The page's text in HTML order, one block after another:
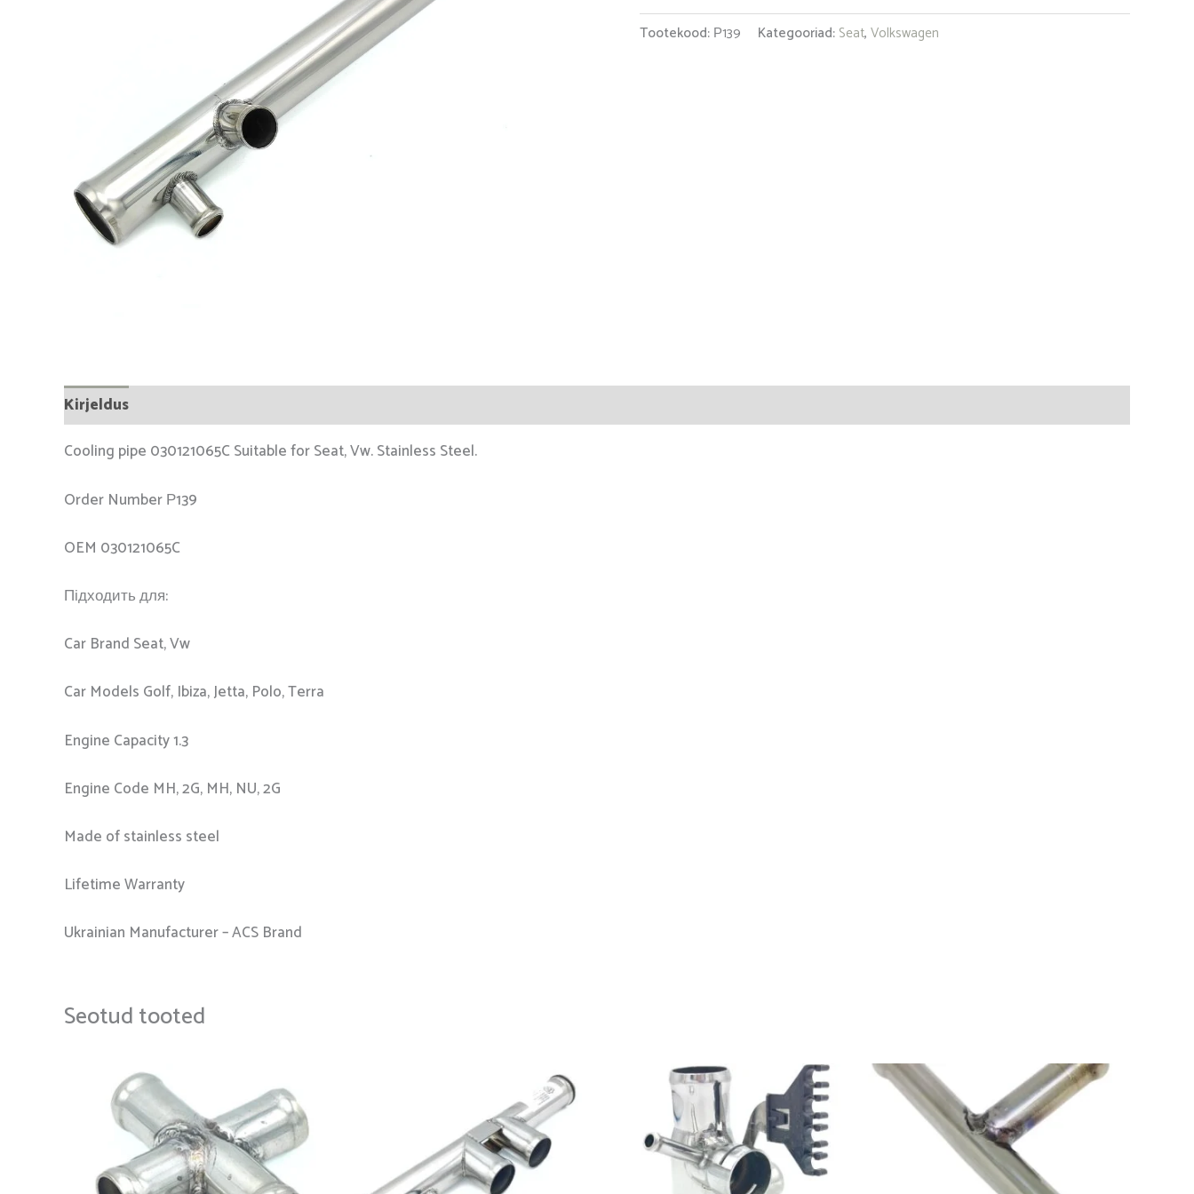
Tootekood: Р139 Kategooriad: Seat, Volkswagen
Kirjeldus
Cooling pipe 030121065C Suitable for Seat, Vw. Stainless Steel.
Order Number Р139
OEM 030121065C
Підходить для:
Car Brand Seat, Vw
Car Models Golf, Ibiza, Jetta, Polo, Terra
Engine Capacity 1.3
Engine Code MH, 2G, MH, NU, 2G
Made of stainless steel
Lifetime Warranty
Ukrainian Manufacturer – ACS Brand
Seotud tooted